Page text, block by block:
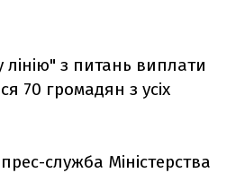
лінію" з питань виплати
70 громадян з усіх
служба Міністерства